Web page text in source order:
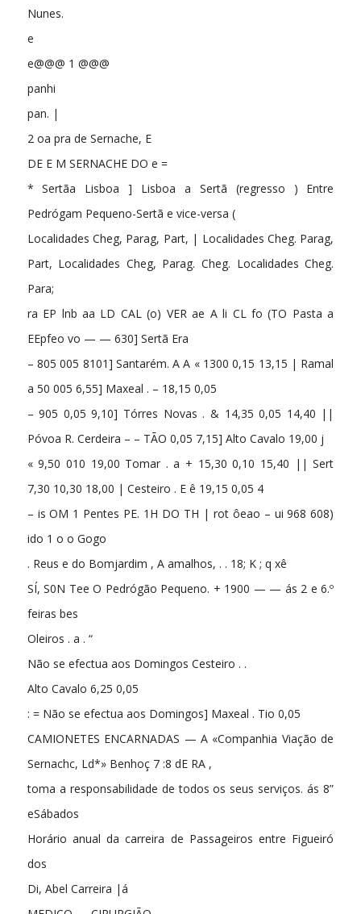
Nunes.
e
e@@@ 1 @@@
panhi
pan. |
2 oa pra de Sernache, E
DE E M SERNACHE DO e =
* Sertãa Lisboa ] Lisboa a Sertã (regresso ) Entre
Pedrógam Pequeno-Sertã e vice-versa (
Localidades Cheg, Parag, Part, | Localidades Cheg. Parag,
Part, Localidades Cheg, Parag. Cheg. Localidades Cheg.
Para;
ra EP lnb aa LD CAL (o) VER ae A li CL fo (TO Pasta a
EEpfeo vo — — 630] Sertã Era
– 805 005 8101] Santarém. A A « 1300 0,15 13,15 | Ramal
a 50 005 6,55] Maxeal . – 18,15 0,05
– 905 0,05 9,10] Tórres Novas . & 14,35 0,05 14,40 ||
Póvoa R. Cerdeira – – TÃO 0,05 7,15] Alto Cavalo 19,00 j
« 9,50 010 19,00 Tomar . a + 15,30 0,10 15,40 || Sert
7,30 10,30 18,00 | Cesteiro . E ê 19,15 0,05 4
– is OM 1 Pentes PE. 1H DO TH | rot ôeao – ui 968 608)
ido 1 o o Gogo
. Reus e do Bomjardim , A amalhos, . . 18; K ; q xê
SÍ, S0N Tee O Pedrógão Pequeno. + 1900 — — ás 2 e 6.º
feiras bes
Oleiros . a . “
Não se efectua aos Domingos Cesteiro . .
Alto Cavalo 6,25 0,05
: = Não se efectua aos Domingos] Maxeal . Tio 0,05
CAMIONETES ENCARNADAS — A «Companhia Viação de
Sernachc, Ld*» Benhoç 7 :8 dE RA ,
toma a responsabilidade de todos os seus serviços. ás 8”
eSábados
Horário anual da carreira de Passageiros entre Figueiró
dos
Di, Abel Carreira |á